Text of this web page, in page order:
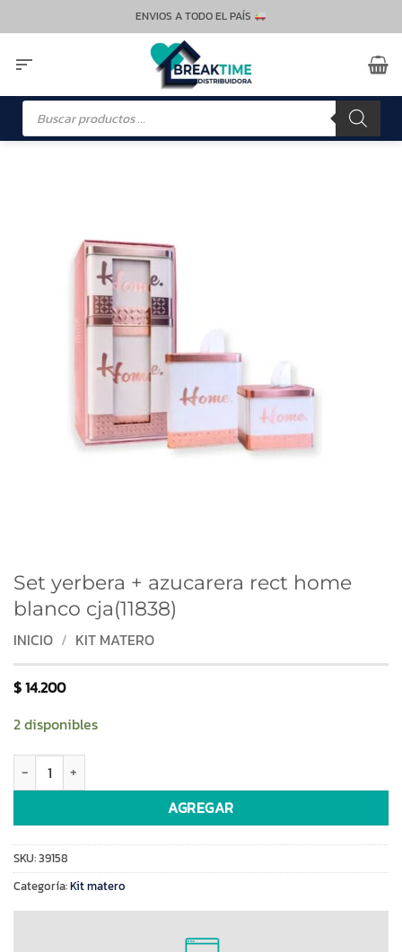
al
contenido
ENVIOS A TODO EL PAÍS
Búsqueda
productos
Set yerbera + azucarera rect home
blanco cja(11838)
INICIO / KIT MATERO
$14.200
2 disponibles
Set yerbera + azucarera rect home blanco cja(11838) cantidad
AGREGAR
SKU:39158
Categoría:Kit matero